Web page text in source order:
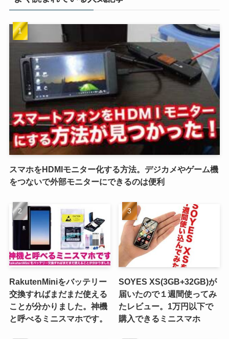
スマホをHDMIモニター化する方法。デジカメやゲーム機
をつないで外部モニターにできるのは便利
RakutenMiniをバッテリー
交換すればまだまだ使える
ことが分かりました。神機
と呼べるミニスマホです。
SOYES XS(3GB+32GB)が
届いたので１週間使ってみ
たレビュー。1万円以下で
購入できるミニスマホ